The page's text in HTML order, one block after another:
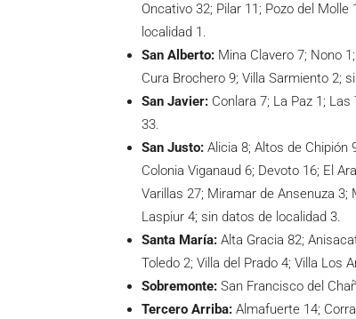
Oncativo 32; Pilar 11; Pozo del
localidad 1.
San Alberto: Mina Clavero 7; Nono
Cura Brochero 9; Villa Sarmiento 2;
San Javier: Conlara 7; La Paz 1;
33.
San Justo: Alicia 8; Altos de Chipión
Colonia Viganaud 6; Devoto 16; El
Varillas 27; Miramar de Ansenuza
Laspiur 4; sin datos de localidad 3.
Santa María: Alta Gracia 82;
Toledo 2; Villa del Prado 4; Villa Los
Sobremonte: San Francisco del
Tercero Arriba: Almafuerte 14;